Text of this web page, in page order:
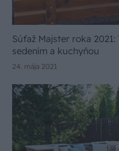
Súťaž Majster roka 2021:
sedením a kuchyňou
24. mája 2021